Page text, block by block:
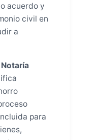
acuerdo y
civil en
a
Notaría
para